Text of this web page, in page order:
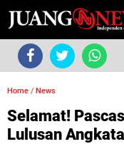
Home / News
Selamat!
Lulusan